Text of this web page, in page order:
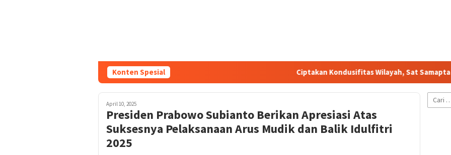
Konten Spesial Ciptakan Kondusifitas Wilayah, Sat Samapta Polres
April 10, 2025
Presiden Prabowo Subianto Berikan Apresiasi Atas
Suksesnya Pelaksanaan Arus Mudik dan Balik Idulfitri
2025
Cari
untuk: